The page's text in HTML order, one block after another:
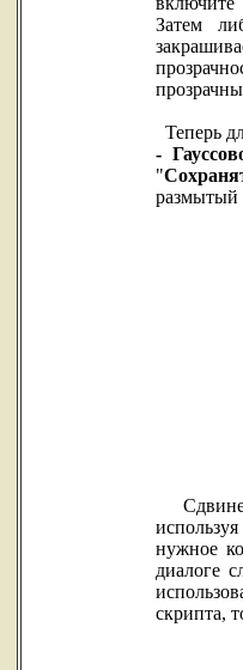
Затем
Теперь
-
"
размытый
используя
нужное
диалоге
скрипта,